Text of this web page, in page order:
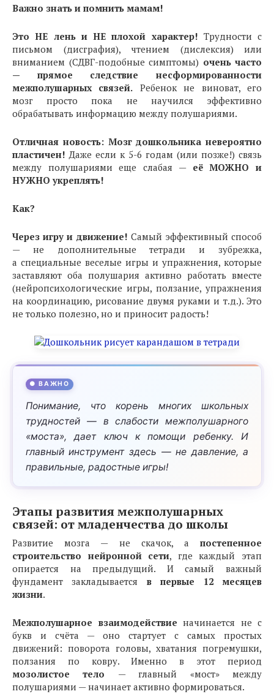
Важно знать и помнить мамам!
Это НЕ лень и НЕ плохой характер! Трудности с
письмом (дисграфия), чтением (дислексия) или
вниманием (СДВГ-подобные симптомы) очень часто
— прямое следствие несформированности
межполушарных связей. Ребенок не виноват, его
мозг просто пока не научился эффективно
обрабатывать информацию между полушариями.
Отличная новость: Мозг дошкольника невероятно
пластичен! Даже если к 5-6 годам (или позже!) связь
между полушариями еще слабая — её МОЖНО и
НУЖНО укреплять!
Как?
Через игру и движение! Самый эффективный способ
— не дополнительные тетради и зубрежка,
а специальные веселые игры и упражнения, которые
заставляют оба полушария активно работать вместе
(нейропсихологические игры, ползание, упражнения
на координацию, рисование двумя руками и т.д.). Это
не только полезно, но и приносит радость!
Этапы развития межполушарных
связей: от младенчества до школы
Развитие мозга — не скачок, а постепенное
строительство нейронной сети, где каждый этап
опирается на предыдущий. И самый важный
фундамент закладывается в первые 12 месяцев
жизни.
Межполушарное взаимодействие начинается не с
букв и счёта — оно стартует с самых простых
движений: поворота головы, хватания погремушки,
ползания по ковру. Именно в этот период
мозолистое тело — главный «мост» между
полушариями — начинает активно формироваться.